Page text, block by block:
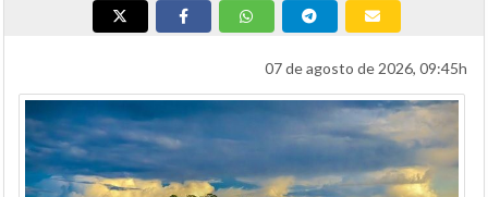
07 de agosto de 2026, 09:45h